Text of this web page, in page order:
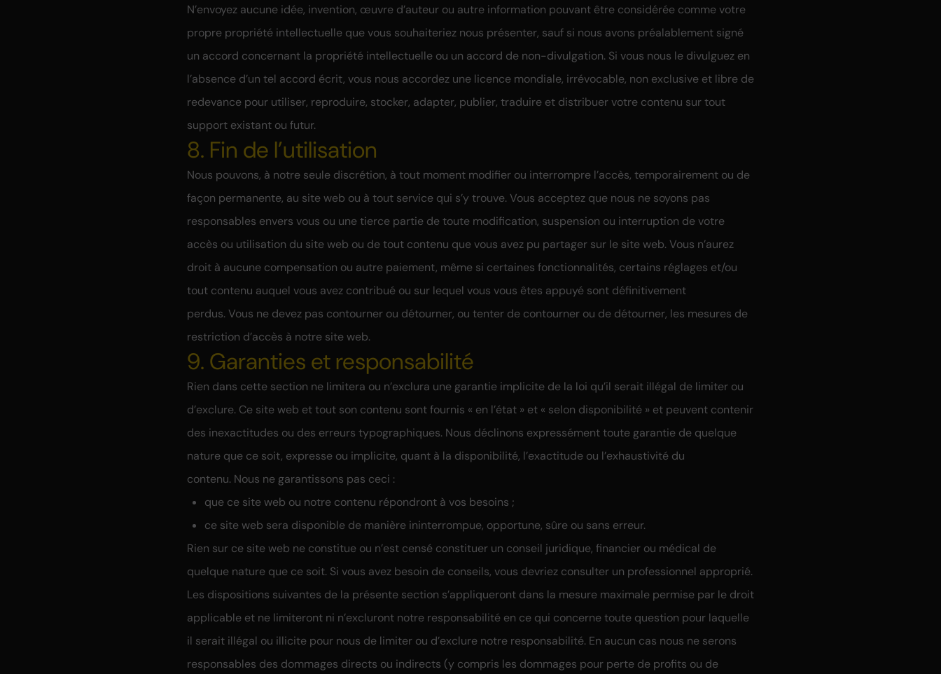
N’envoyez aucune idée, invention, œuvre d’auteur ou autre information pouvant être considérée comme votre
propre propriété intellectuelle que vous souhaiteriez nous présenter, sauf si nous avons préalablement signé
un accord concernant la propriété intellectuelle ou un accord de non-divulgation. Si vous nous le divulguez en
l’absence d’un tel accord écrit, vous nous accordez une licence mondiale, irrévocable, non exclusive et libre de
redevance pour utiliser, reproduire, stocker, adapter, publier, traduire et distribuer votre contenu sur tout
support existant ou futur.
8. Fin de l’utilisation
Nous pouvons, à notre seule discrétion, à tout moment modifier ou interrompre l’accès, temporairement ou de
façon permanente, au site web ou à tout service qui s’y trouve. Vous acceptez que nous ne soyons pas
responsables envers vous ou une tierce partie de toute modification, suspension ou interruption de votre
accès ou utilisation du site web ou de tout contenu que vous avez pu partager sur le site web. Vous n’aurez
droit à aucune compensation ou autre paiement, même si certaines fonctionnalités, certains réglages et/ou
tout contenu auquel vous avez contribué ou sur lequel vous vous êtes appuyé sont définitivement
perdus. Vous ne devez pas contourner ou détourner, ou tenter de contourner ou de détourner, les mesures de
restriction d’accès à notre site web.
9. Garanties et responsabilité
Rien dans cette section ne limitera ou n’exclura une garantie implicite de la loi qu’il serait illégal de limiter ou
d’exclure. Ce site web et tout son contenu sont fournis « en l’état » et « selon disponibilité » et peuvent contenir
des inexactitudes ou des erreurs typographiques. Nous déclinons expressément toute garantie de quelque
nature que ce soit, expresse ou implicite, quant à la disponibilité, l’exactitude ou l’exhaustivité du
contenu. Nous ne garantissons pas ceci :
que ce site web ou notre contenu répondront à vos besoins ;
ce site web sera disponible de manière ininterrompue, opportune, sûre ou sans erreur.
Rien sur ce site web ne constitue ou n’est censé constituer un conseil juridique, financier ou médical de
quelque nature que ce soit. Si vous avez besoin de conseils, vous devriez consulter un professionnel approprié.
Les dispositions suivantes de la présente section s’appliqueront dans la mesure maximale permise par le droit
applicable et ne limiteront ni n’excluront notre responsabilité en ce qui concerne toute question pour laquelle
il serait illégal ou illicite pour nous de limiter ou d’exclure notre responsabilité. En aucun cas nous ne serons
responsables des dommages directs ou indirects (y compris les dommages pour perte de profits ou de